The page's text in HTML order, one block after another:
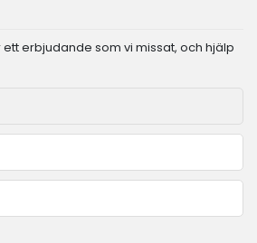
erbjudande som vi missat, och hjälp